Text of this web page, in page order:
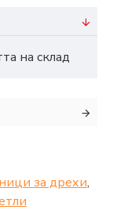
на склад
за дрехи,